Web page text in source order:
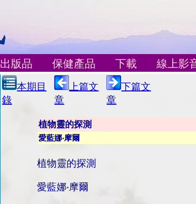
出版品 保健產品 下載 線上影
本期目
錄
上篇文
章
下篇文
章
植物靈的探測
愛藍娜‧摩爾
植物靈的探測
愛藍娜‧摩爾